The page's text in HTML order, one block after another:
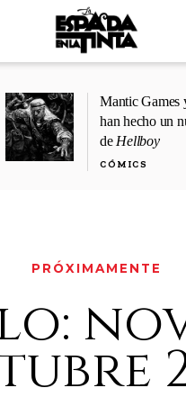
Mantic Games
han hecho un
de Hellboy
CÓMICS
PRÓXIMAMENTE